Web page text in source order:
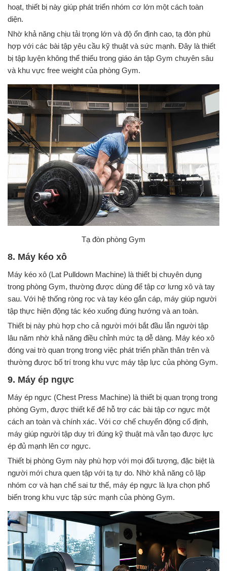
hoạt, thiết bị này giúp phát triển nhóm cơ lớn một cách toàn
diện.
Nhờ khả năng chịu tải trọng lớn và độ ổn định cao, tạ đòn phù
hợp với các bài tập yêu cầu kỹ thuật và sức mạnh. Đây là thiết
bị tập luyện không thể thiếu trong giáo án tập Gym chuyên sâu
và khu vực free weight của phòng Gym.
Tạ đòn phòng Gym
8. Máy kéo xô
Máy kéo xô (Lat Pulldown Machine) là thiết bị chuyên dụng
trong phòng Gym, thường được dùng để tập cơ lưng xô và tay
sau. Với hệ thống ròng rọc và tay kéo gắn cáp, máy giúp người
tập thực hiện động tác kéo xuống đúng hướng và an toàn.
Thiết bị này phù hợp cho cả người mới bắt đầu lẫn người tập
lâu năm nhờ khả năng điều chỉnh mức tạ dễ dàng. Máy kéo xô
đóng vai trò quan trọng trong việc phát triển phần thân trên và
thường được bố trí trong khu vực máy tập lực của phòng Gym.
9. Máy ép ngực
Máy ép ngực (Chest Press Machine) là thiết bị quan trọng trong
phòng Gym, được thiết kế để hỗ trợ các bài tập cơ ngực một
cách an toàn và chính xác. Với cơ chế chuyển động cố định,
máy giúp người tập duy trì đúng kỹ thuật mà vẫn tạo được lực
ép đủ mạnh lên cơ ngực.
Thiết bị phòng Gym này phù hợp với mọi đối tượng, đặc biệt là
người mới chưa quen tập với tạ tự do. Nhờ khả năng cô lập
nhóm cơ và hạn chế sai tư thế, máy ép ngực là lựa chọn phổ
biến trong khu vực tập sức mạnh của phòng Gym.